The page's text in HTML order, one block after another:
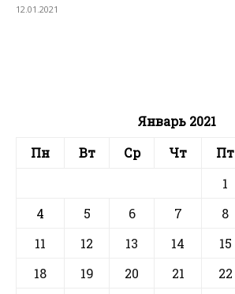
12.01.2021
Январь 2021
Пн
Вт Ср Чт Пт
1
4
5 6 7 8
11
12 13 14 15
18
19 20 21 22